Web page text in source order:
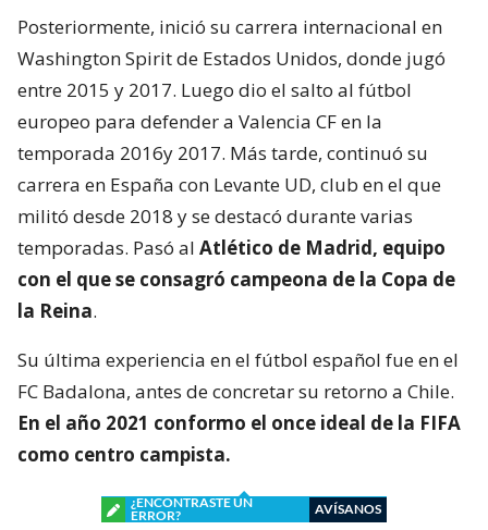
Posteriormente, inició su carrera internacional en
Washington Spirit de Estados Unidos, donde jugó
entre 2015 y 2017. Luego dio el salto al fútbol
europeo para defender a Valencia CF en la
temporada 2016y 2017. Más tarde, continuó su
carrera en España con Levante UD, club en el que
militó desde 2018 y se destacó durante varias
temporadas. Pasó al Atlético de Madrid, equipo
con el que se consagró campeona de la Copa de
la Reina.
Su última experiencia en el fútbol español fue en el
FC Badalona, antes de concretar su retorno a Chile.
En el año 2021 conformo el once ideal de la FIFA
como centro campista.
¿ENCONTRASTE UN
ERROR?
AVÍSANOS